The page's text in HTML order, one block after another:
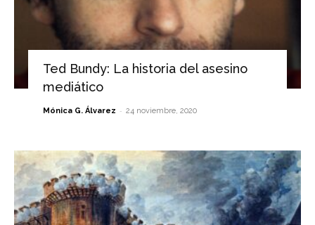
Ted Bundy: La historia del asesino
mediático
Mónica G. Álvarez - 24 noviembre, 2020